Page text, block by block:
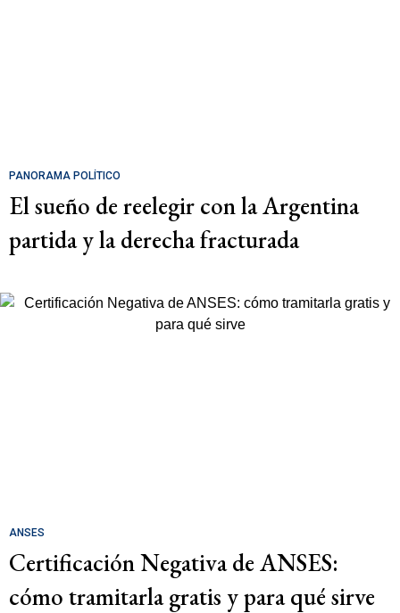
PANORAMA POLÍTICO
El sueño de reelegir con la Argentina
partida y la derecha fracturada
ANSES
Certificación Negativa de ANSES:
cómo tramitarla gratis y para qué sirve